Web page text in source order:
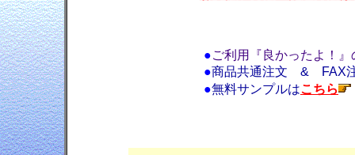
●ご利用『良かったよ！』
●商品共通注文 & FAX
●無料サンプルはこちら